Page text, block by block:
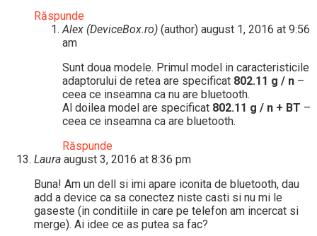
Răspunde
Alex (DeviceBox.ro) (author) august 1, 2016 at 9:56
am
Sunt doua modele. Primul model in caracteristicile
adaptorului de retea are specificat 802.11 g / n –
ceea ce inseamna ca nu are bluetooth.
Al doilea model are specificat 802.11 g / n + BT –
ceea ce inseamna ca are bluetooth.
Răspunde
Laura august 3, 2016 at 8:36 pm
Buna! Am un dell si imi apare iconita de bluetooth, dau
add a device ca sa conectez niste casti si nu mi le
gaseste (in conditiile in care pe telefon am incercat si
merge). Ai idee ce as putea sa fac?